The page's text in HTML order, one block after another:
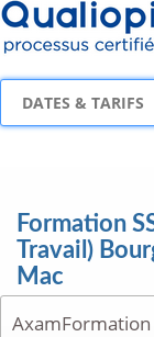
Formation
Travail)
Mac